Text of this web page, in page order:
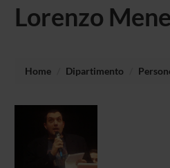
Lorenzo
Home Dipartimento